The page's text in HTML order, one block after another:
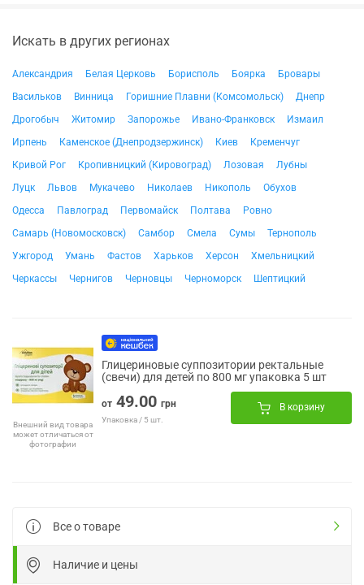
Искать в других регионах
Александрия Белая Церковь Борисполь Боярка
Бровары
Васильков
Винница Горишние Плавни (Комсомольск)
Днепр
Дрогобыч
Житомир Запорожье Ивано-Франковск
Измаил
Ирпень
Каменское (Днепродзержинск) Киев
Кременчуг
Кривой Рог
Кропивницкий (Кировоград) Лозовая
Лубны
Луцк
Львов Мукачево Николаев Никополь
Обухов
Одесса
Павлоград Первомайск Полтава
Ровно
Самарь (Новомосковск)
Самбор Смела Сумы
Тернополь
Ужгород
Умань Фастов Харьков Херсон
Хмельницкий
Черкассы
Чернигов Черновцы Черноморск Шептицкий
Внешний вид товара
может отличаться от
фотографии
Глицериновые суппозитории ректальные
(свечи) для детей по 800 мг упаковка 5 шт
от 49.00 грн
Упаковка / 5 шт.
В корзину
Все о товаре
Наличие и цены